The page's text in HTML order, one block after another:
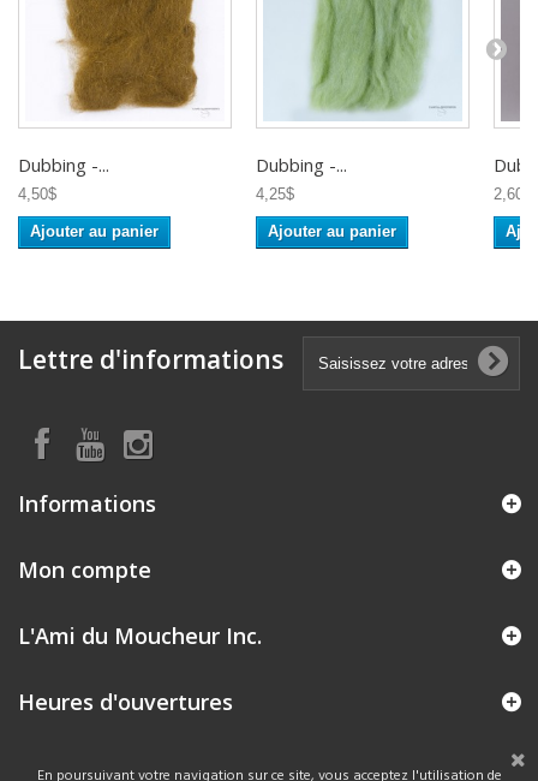
Dubbing -...
4,50$
Ajouter au panier
Dubbing -...
4,25$
Ajouter au panier
2,60$
Lettre d'informations
Informations
Mon compte
L'Ami du Moucheur Inc.
Heures d'ouvertures
En poursuivant votre navigation sur ce site, vous acceptez l'utilisation de